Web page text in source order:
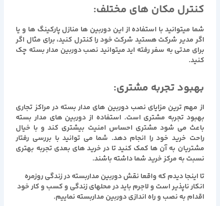
کنترل مکان های مختلف:
شما میتوانید با استفاده از این دوربین ها منازل پارکینگ ها و یا
اگر مدیر شرکت هستید شرکت خود را کنترل کنید، برای مثال اگر
برای مدتی به سفر رفته اید میتوانید نصب دوربین مدار بسته چک
کنید.
بهبود تجربه مشتری:
از مهم ترین مزایای نصب دوربین های مدار بسته در مراکز تجاری
بهبود تجربه مشتری است. استفاده از دوربین های مدار بسته
باعث می شود مشتری احساس امنیت بیشتری کند و با خیال
راحت خرید خود را انجام دهد. شما می توانید با بررسی رفتار
مشتریان به آن ها کمک کنید تا در خرید های بعدی تجربه بهتری
نسبت به مرکز خرید شما داشته باشند.
تا اینجا دیدم که واقعا نقش دوربین مداربسته در زندگی روزمره
انکار ناپذیر است و لاجرم باید در محلهای زندگی و کسب و کار خود
اقدام به نصب و راه اندازی دوربین مداربسته نماییم.